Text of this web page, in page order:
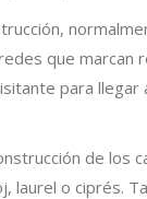
que marcan
para
de los
laurel o ciprés.